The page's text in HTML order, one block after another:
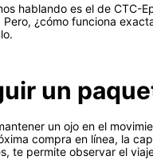
hablando es el de CTC-
Pero, ¿cómo funciona
un
un ojo en el
compra en línea, la
te permite observar el